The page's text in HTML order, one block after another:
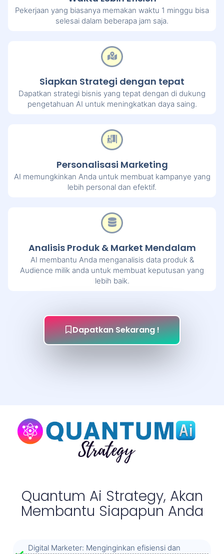
Pekerjaan yang biasanya memakan waktu 1 minggu bisa
selesai dalam beberapa jam saja.
Siapkan Strategi dengan tepat
Dapatkan strategi bisnis yang tepat dengan di dukung
pengetahuan AI untuk meningkatkan daya saing.
Personalisasi Marketing
AI memungkinkan Anda untuk membuat kampanye yang
lebih personal dan efektif.
Analisis Produk & Market Mendalam
AI membantu Anda menganalisis data produk &
Audience milik anda untuk membuat keputusan yang
lebih baik.
Dapatkan Sekarang !
Quantum Ai Strategy, Akan
Membantu Siapapun Anda
Digital Marketer: Menginginkan efisiensi dan